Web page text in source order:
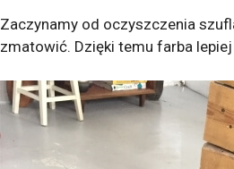
Zaczynamy od oczyszczenia
zmatowić. Dzięki temu farba